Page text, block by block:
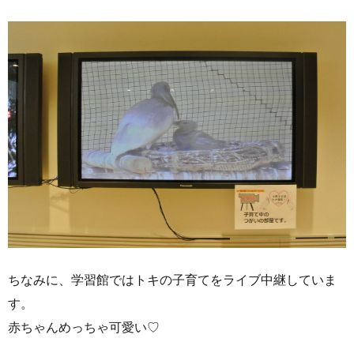
ちなみに、学習館ではトキの子育てをライブ中継していま
す。
赤ちゃんめっちゃ可愛い♡